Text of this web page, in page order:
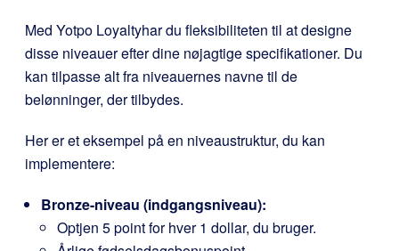
Med Yotpo Loyaltyhar du fleksibiliteten til at designe
disse niveauer efter dine nøjagtige specifikationer. Du
kan tilpasse alt fra niveauernes navne til de
belønninger, der tilbydes.
Her er et eksempel på en niveaustruktur, du kan
implementere:
Bronze-niveau (indgangsniveau):
Optjen 5 point for hver 1 dollar, du bruger.